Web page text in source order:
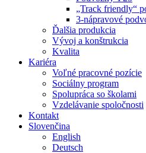
„Track friendly“
3-nápravové
Ďalšia produkcia
Vývoj a konštrukcia
Kvalita
Kariéra
Voľné pracovné pozície
Sociálny program
Spolupráca so školami
Vzdelávanie spoločnosti
Kontakt
Slovenčina
English
Deutsch